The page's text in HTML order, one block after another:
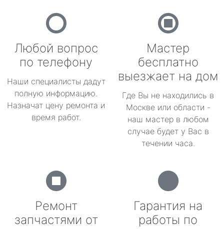
Любой вопрос
по телефону
Наши специалисты дадут
полную информацию.
Назначат цену ремонта и
время работ.
Мастер
бесплатно
выезжает на дом
Где Вы не находились в
Москве или области -
наш мастер в любом
случае будет у Вас в
течении часа.
Ремонт
запчастями от
Гарантия на
работы по